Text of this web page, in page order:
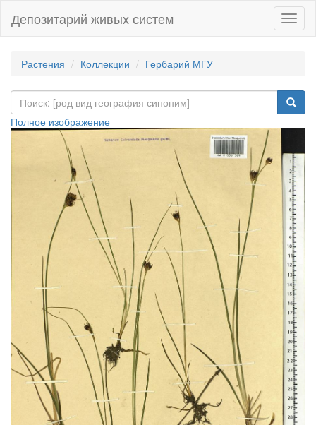
Депозитарий живых систем
Растения Коллекции Гербарий МГУ
Полное изображение